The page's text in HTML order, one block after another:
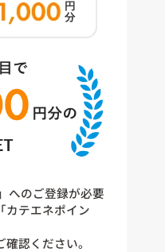
へのご登録が必要
カテエネポイン
確認ください。